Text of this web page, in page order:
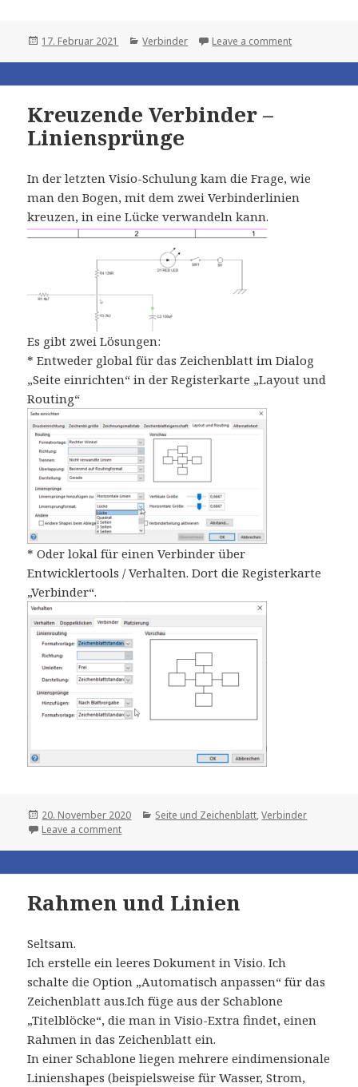
Posted
17. Februar 2021 Categories
Verbinder Leave a comment
Kreuzende Verbinder –
Liniensprünge
In der letzten Visio-Schulung kam die Frage, wie
man den Bogen, mit dem zwei Verbinderlinien
kreuzen, in eine Lücke verwandeln kann.
Es gibt zwei Lösungen:
* Entweder global für das Zeichenblatt im Dialog
„Seite einrichten“ in der Registerkarte „Layout und
Routing“
* Oder lokal für einen Verbinder über
Entwicklertools / Verhalten. Dort die Registerkarte
„Verbinder“.
Posted
on
20. November 2020 Categories
Seite und Zeichenblatt,Verbinder
Leave a comment
Rahmen und Linien
Seltsam.
Ich erstelle ein leeres Dokument in Visio. Ich
schalte die Option „Automatisch anpassen“ für das
Zeichenblatt aus.Ich füge aus der Schablone
„Titelblöcke“, die man in Visio-Extra findet, einen
Rahmen in das Zeichenblatt ein.
In einer Schablone liegen mehrere eindimensionale
Linienshapes (beispielsweise für Wasser, Strom,